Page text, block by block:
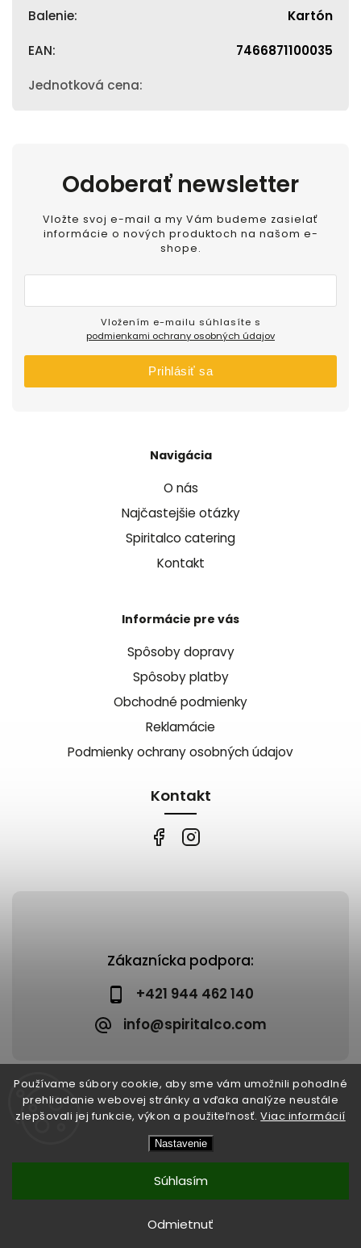
Používame súbory cookie, aby sme vám umožnili pohodlné
prehliadanie webovej stránky a vďaka analýze neustále
zlepšovali jej funkcie, výkon a použiteľnosť.Viac informácií
Nastavenie
Odmietnuť
Súhlasím
Balenie: Kartón
EAN: 7466871100035
Jednotková cena:
Zákaznícka podpora:
+421 944 462 140
info@spiritalco.com
Navigácia
O nás
Najčastejšie otázky
Spiritalco catering
Kontakt
Informácie pre vás
Spôsoby dopravy
Spôsoby platby
Obchodné podmienky
Reklamácie
Podmienky ochrany osobných údajov
Kontakt
Odoberať newsletter
Vložte svoj e-mail a my Vám budeme zasielať
informácie o nových produktoch na našom e-
shope.
podmienkami ochrany osobných údajov
Prihlásiť sa
Spiritalco. Všetky práva vyhradené.
Upraviť nastavenie cookies
Shoptet | Design